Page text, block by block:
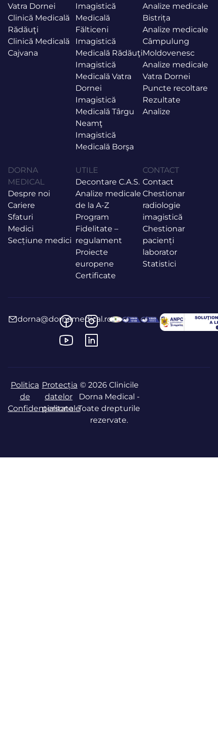
Vatra Dornei
Clinică Medicală
Rădăuţi
Clinică Medicală
Cajvana
Imagistică
Medicală
Fălticeni
Imagistică
Medicală Rădăuţi
Imagistică
Medicală Vatra
Dornei
Imagistică
Medicală Târgu
Neamţ
Imagistică
Medicală Borşa
Analize medicale
Bistrița
Analize medicale
Câmpulung
Moldovenesc
Analize medicale
Vatra Dornei
Puncte recoltare
Rezultate
Analize
DORNA
MEDICAL
Despre noi
Cariere
Sfaturi
Medici
Secțiune medici
UTILE
Decontare C.A.S.
Analize medicale
de la A-Z
Program
Fidelitate –
regulament
Proiecte
europene
Certificate
CONTACT
Contact
Chestionar
radiologie
imagistică
Chestionar
pacienți
laborator
Statistici
dorna@dornamedical.ro
Politica
de
Confidențialitate
Protecția
datelor
personale
© 2026 Clinicile
Dorna Medical -
Toate drepturile
rezervate.